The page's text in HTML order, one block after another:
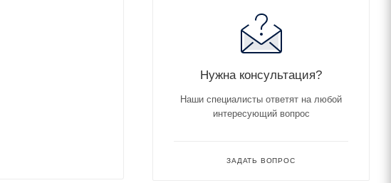
Нужна консультация?
Наши специалисты ответят на любой
интересующий вопрос
ЗАДАТЬ ВОПРОС